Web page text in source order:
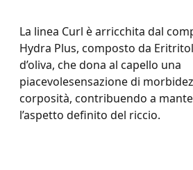
La linea Curl è arricchita dal
Hydra Plus, composto da
d’oliva, che dona al capello una
piacevolesensazione di
corposità, contribuendo a
l’aspetto definito del riccio.